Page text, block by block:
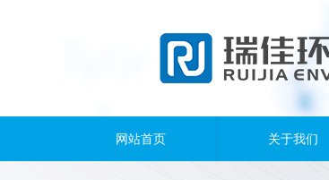
网站首页 关于我们